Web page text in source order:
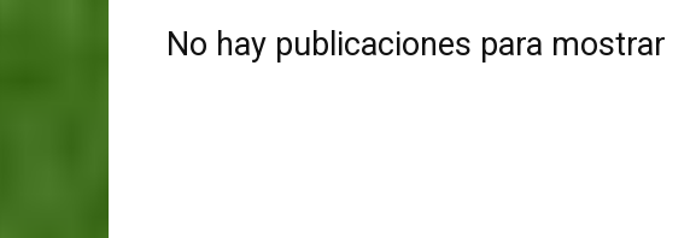
No hay publicaciones para mostrar